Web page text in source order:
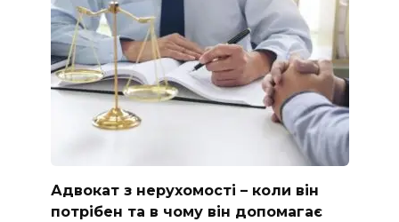
Адвокат з нерухомості – коли він
потрібен та в чому він допомагає